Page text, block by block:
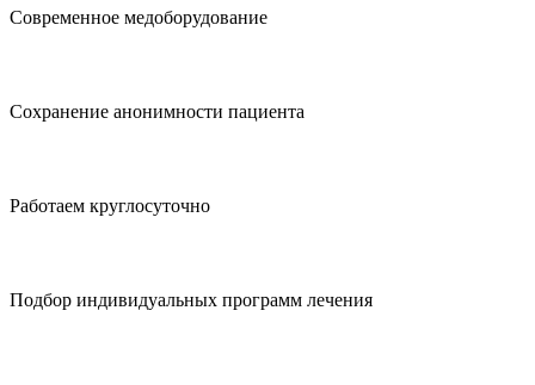
Современное медоборудование
Сохранение анонимности пациента
Работаем круглосуточно
Подбор индивидуальных программ лечения